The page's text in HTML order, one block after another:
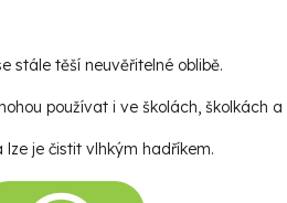
stále těší neuvěřitelné oblibě.
používat i ve školách, školkách
je čistit vlhkým hadříkem.